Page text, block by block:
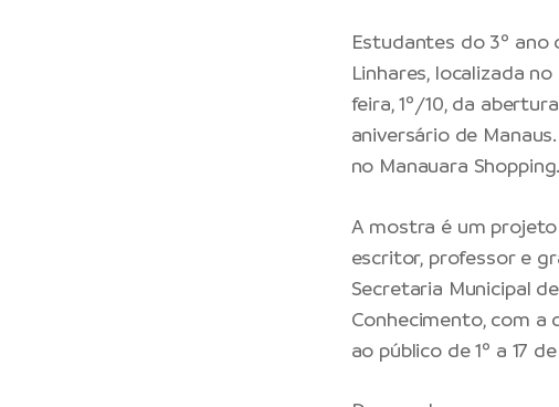
Estudantes do 3º ano
Linhares, localizada
feira, 1º/10, da
aniversário de
no Manauara Shopping.
A mostra é um
escritor, professor e
Secretaria Municipal
Conhecimento, com a
ao público de 1º a 17